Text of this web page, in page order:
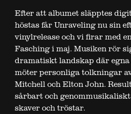
Efter att albumet släpptes
höstas får Unraveling nu sin
vinylrelease och vi firar med
Fasching i maj. Musiken rör
dramatiskt landskap där
möter personliga tolkningar
Mitchell och Elton John.
sårbart och
skaver och tröstar.